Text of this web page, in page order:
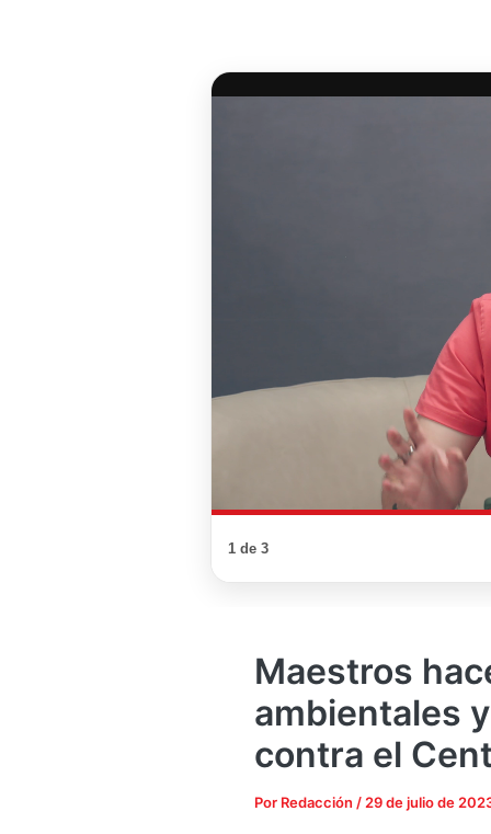
1 de 3
Maestros
ambientales
contra el
Por Redacción / 29 de julio de